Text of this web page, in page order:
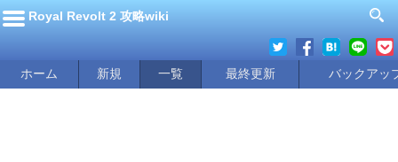
Royal Revolt 2 攻略wiki
ホーム 新規 一覧 最終更新 バックアッ